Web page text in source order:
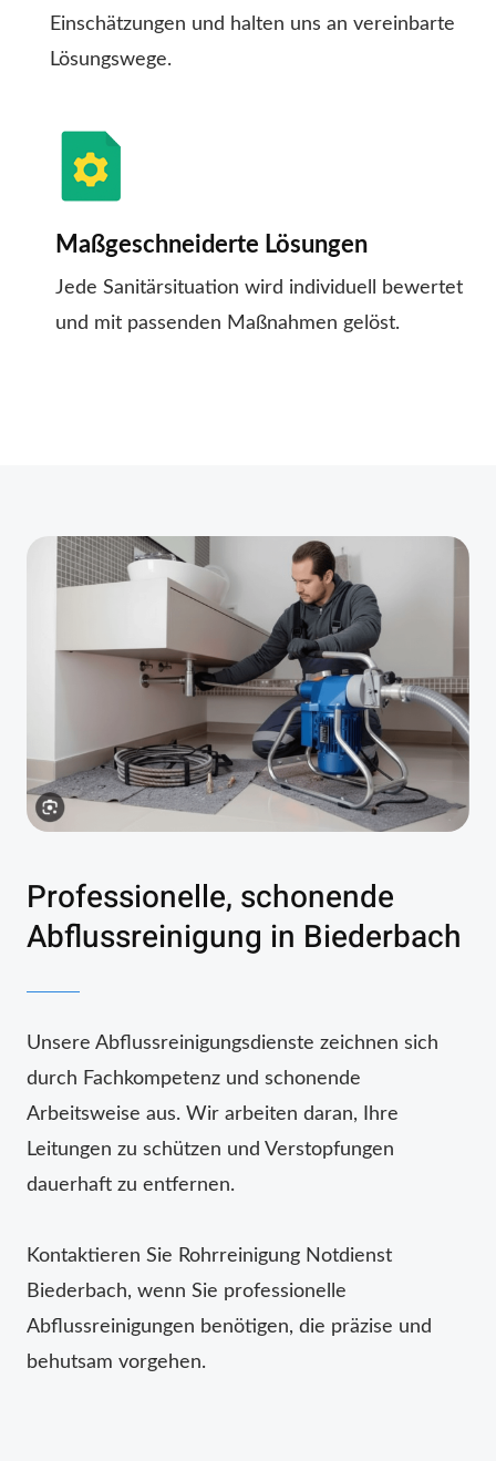
Einschätzungen und halten uns an vereinbarte
Lösungswege.
Maßgeschneiderte Lösungen
Jede Sanitärsituation wird individuell bewertet
und mit passenden Maßnahmen gelöst.
Professionelle, schonende
Abflussreinigung in Biederbach
Unsere Abflussreinigungsdienste zeichnen sich
durch Fachkompetenz und schonende
Arbeitsweise aus. Wir arbeiten daran, Ihre
Leitungen zu schützen und Verstopfungen
dauerhaft zu entfernen.
Kontaktieren Sie Rohrreinigung Notdienst
Biederbach, wenn Sie professionelle
Abflussreinigungen benötigen, die präzise und
behutsam vorgehen.